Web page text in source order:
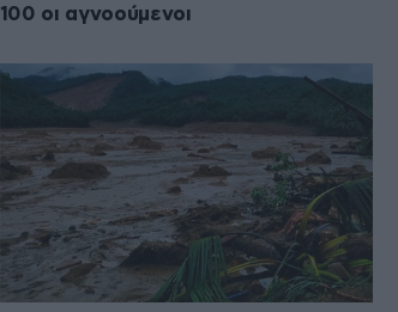
100 οι αγνοούμενοι